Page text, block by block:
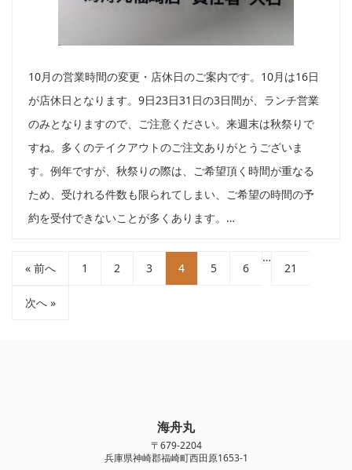
10月の営業時間の変更・店休日のご案内です。10月は16日
が店休日となります。9日23日31日の3日間が、ランチ営業
のみとなりますので、ご注意ください。来週末は秋祭りで
すね。多くのテイクアウトのご注文ありがとうございま
す。例年ですが、秋祭りの際は、ご希望頂く時間が重なる
ため、受けれる件数も限られてしまい、ご希望の時間の予
約を受付できないことが多くあります。…
« 前へ 1 2 3 4 5 6
…
21
次へ »
海舟丸
〒679-2204
兵庫県神崎郡福崎町西田原1653-1